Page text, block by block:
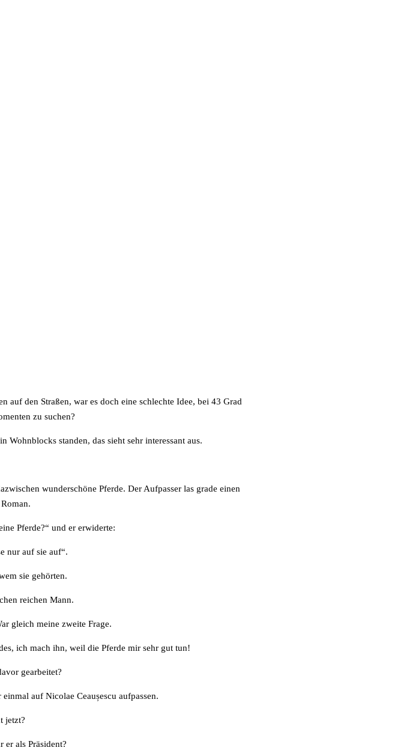
auf den Straßen, war es doch eine schlechte Idee, bei 43 Grad
zu suchen?
standen, das sieht sehr interessant aus.
wunderschöne Pferde. Der Aufpasser las grade einen
Pferde?“ und er erwiderte:
nur auf sie auf“.
sie gehörten.
reichen Mann.
gleich meine zweite Frage.
ich mach ihn, weil die Pferde mir sehr gut tun!
gearbeitet?
auf Nicolae Ceaușescu aufpassen.
jetzt?
er als Präsident?